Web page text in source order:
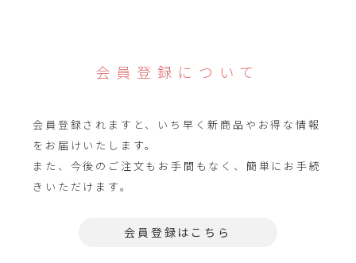
会員登録について
会員登録されますと、いち早く新商品やお得な情報
をお届けいたします。
また、今後のご注文もお手間もなく、簡単にお手続
きいただけます。
会員登録はこちら